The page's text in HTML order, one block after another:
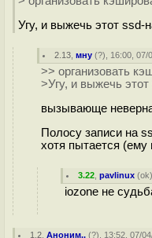
Угу, и выжечь этот ssd-
2.13 ,мну (?), 16:00, 07/
>> организовать
>Угу, и выжечь
вызывающе
Полосу записи на
хотя пытается (ему
3.22 ,pavlinux (ok
iozone не
1.2 ,Аноним.. (?), 13:52, 07/